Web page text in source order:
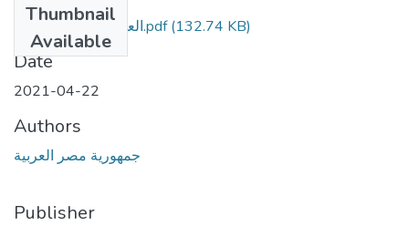
Thumbnail
Available
العدد 94 تابع مؤمن.pdf(132.74 KB)
Date
2021-04-22
Authors
جمهورية مصر العربية
Publisher